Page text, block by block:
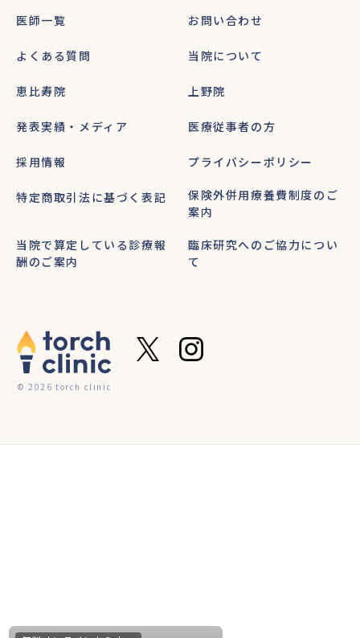
医師一覧 お問い合わせ
よくある質問 当院について
恵比寿院 上野院
発表実績・メディア 医療従事者の方
採用情報 プライバシーポリシー
特定商取引法に基づく表記
保険外併用療養費制度のご
案内
当院で算定している診療報
酬のご案内
臨床研究へのご協力につい
て
© 2026 torch clinic